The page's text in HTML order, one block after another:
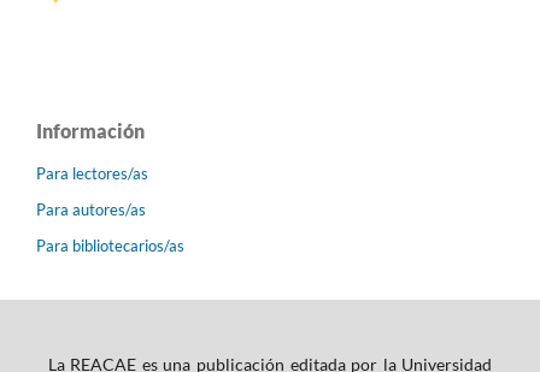
Información
Para lectores/as
Para autores/as
Para bibliotecarios/as
La REACAE es una publicación editada por la Universidad